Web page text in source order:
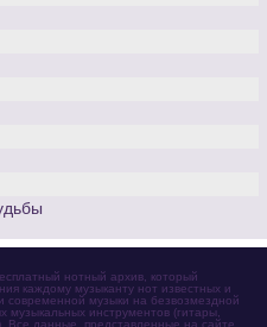
нотный архив, который
каждому музыканту нот известных и
современной музыки на безвозмездной
музыкальных инструментов (гитары,